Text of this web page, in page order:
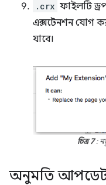
.crx ফাইলটি
এক্সটেনশন যোগ
যাবে।
চিত্র 7:
অনুমতি